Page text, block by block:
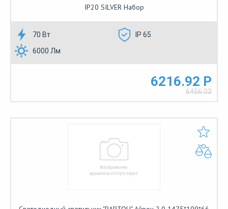
IP20 SILVER Набор
70 Вт
IP 65
6000 Лм
6216.92 Р
6456.03